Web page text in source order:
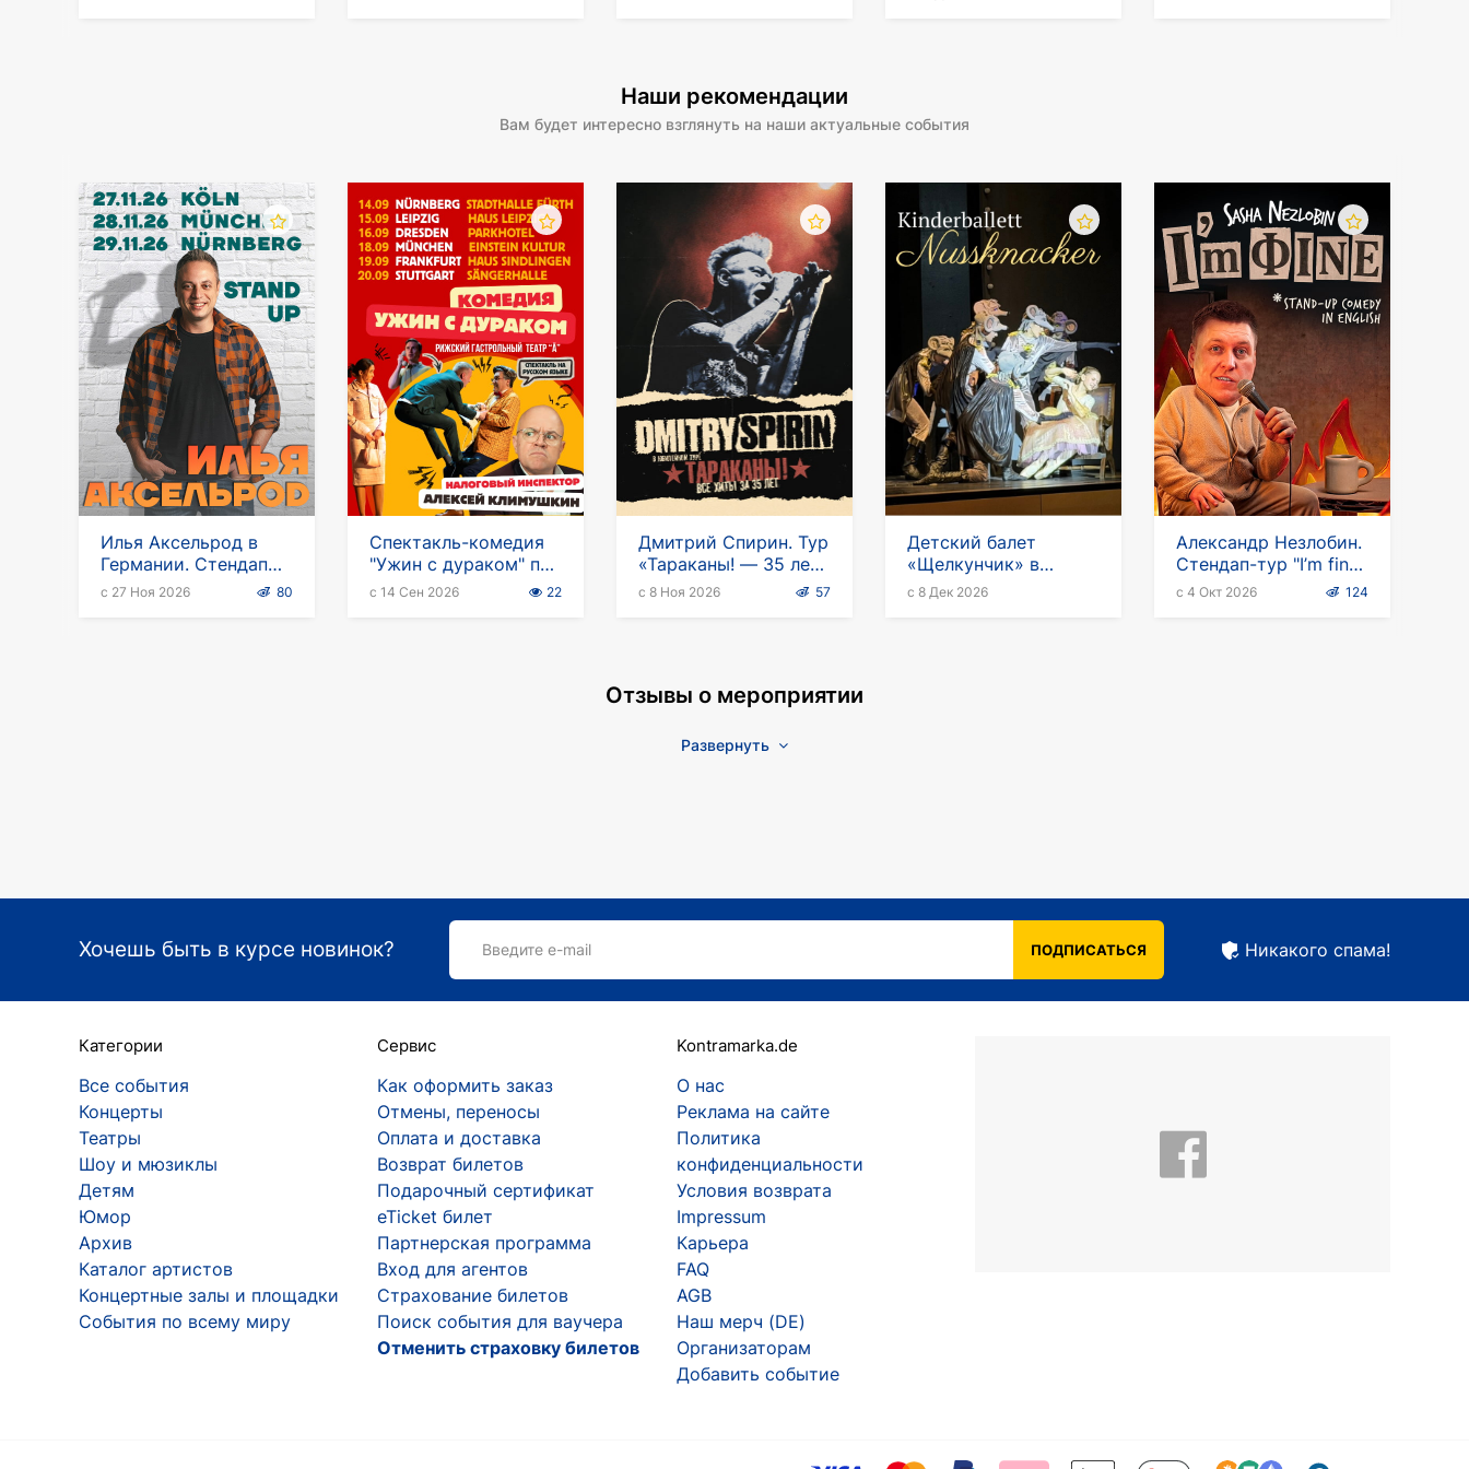
Купите билеты на сайте kontramarka.de, и концертная программа «Измайловский Парк» станет для вас лучшим событием 2017 года!
Наши рекомендации
Вам будет интересно взглянуть на наши актуальные события
Илья Аксельрод в
Германии. Стендап
тур
с 27 Ноя 2026 80
Спектакль-комедия
"Ужин с дураком" при
участии Алексея
с 14 Сен 2026 22
Дмитрий Спирин. Тур
«Тараканы! — 35 лет»
в Германии
с 8 Ноя 2026 57
Детский балет
«Щелкунчик» в
Германии
с 8 Дек 2026
Александр Незлобин.
Стендап-тур "I’m fine"
на английском языке
с 4 Окт 2026 124
Отзывы о мероприятии
Развернуть
Хочешь быть в курсе новинок? Введите e-mail ПОДПИСАТЬСЯ Никакого спама!
Категории
Все события
Концерты
Театры
Шоу и мюзиклы
Детям
Юмор
Архив
Каталог артистов
Концертные залы и площадки
События по всему миру
Сервис
Как оформить заказ
Отмены, переносы
Оплата и доставка
Возврат билетов
Подарочный сертификат
eTicket билет
Партнерская программа
Вход для агентов
Страхование билетов
Поиск события для ваучера
Отменить страховку билетов
Kontramarka.de
О нас
Реклама на сайте
Политика
конфиденциальности
Условия возврата
Impressum
Карьера
FAQ
AGB
Наш мерч (DE)
Организаторам
Добавить событие